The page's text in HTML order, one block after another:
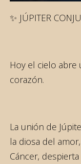
✨ JÚPITER
Hoy el cielo abre
corazón.
La unión de
la diosa del
Cáncer,